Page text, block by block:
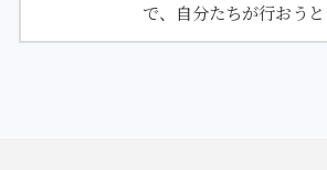
で、自分たちが行おう